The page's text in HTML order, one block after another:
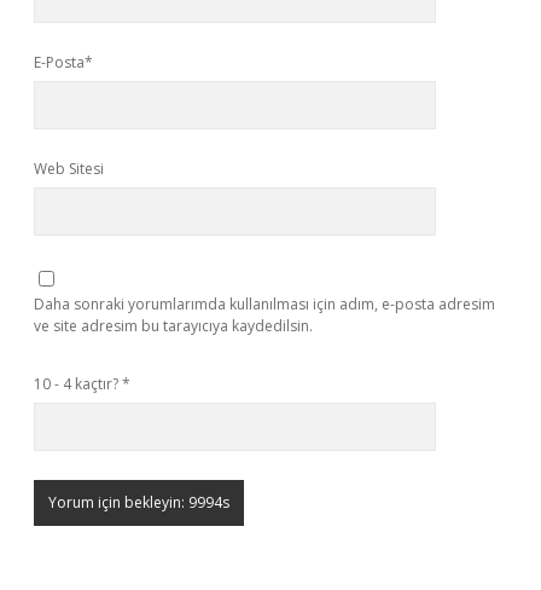
E-Posta*
Web Sitesi
Daha sonraki yorumlarımda kullanılması için adım, e-posta adresim
ve site adresim bu tarayıcıya kaydedilsin.
10 - 4 kaçtır?*